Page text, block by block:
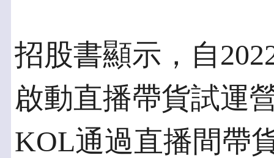
招股書顯示，自
啟動直播帶貨試運
KOL通過直播間帶